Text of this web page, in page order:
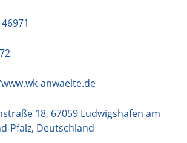
anwaelte.de
18, 67059 Ludwigshafen am
Pfalz, Deutschland